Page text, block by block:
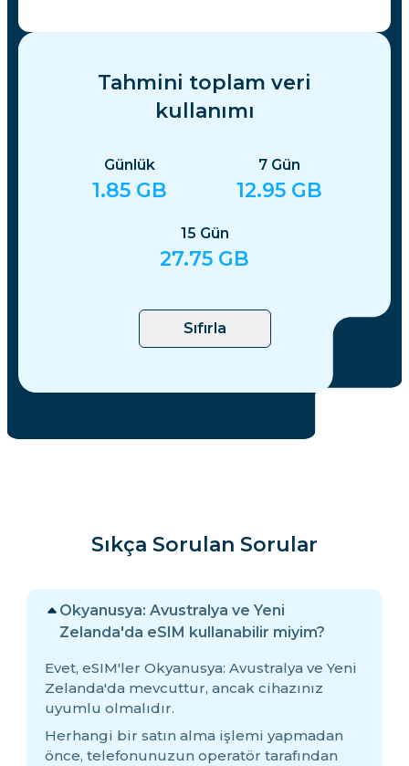
Tahmini toplam veri
kullanımı
Günlük
1.85 GB
7 Gün
12.95 GB
15 Gün
27.75 GB
Sıfırla
Sıkça Sorulan Sorular
Okyanusya: Avustralya ve Yeni
Zelanda'da eSIM kullanabilir miyim?
Evet, eSIM'ler Okyanusya: Avustralya ve Yeni
Zelanda'da mevcuttur, ancak cihazınız
uyumlu olmalıdır.
Herhangi bir satın alma işlemi yapmadan
önce, telefonunuzun operatör tarafından